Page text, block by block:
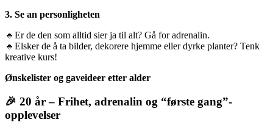
3. Se an personligheten
🔹Er de den som alltid sier ja til alt? Gå for adrenalin.
🔹Elsker de å ta bilder, dekorere hjemme eller dyrke planter? Tenk
kreative kurs!
Ønskelister og gaveideer etter alder
🎉 20 år – Frihet, adrenalin og “første gang”-
opplevelser